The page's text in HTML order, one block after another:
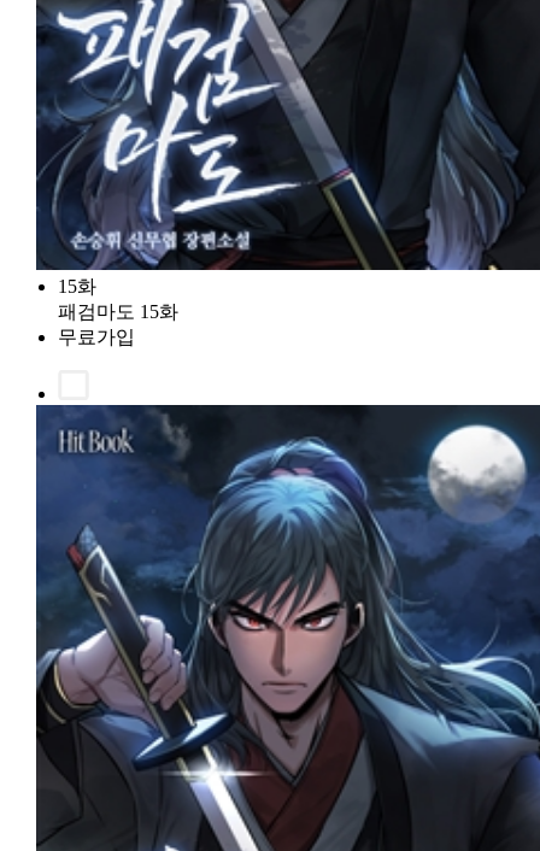
15화
패검마도 15화
무료가입